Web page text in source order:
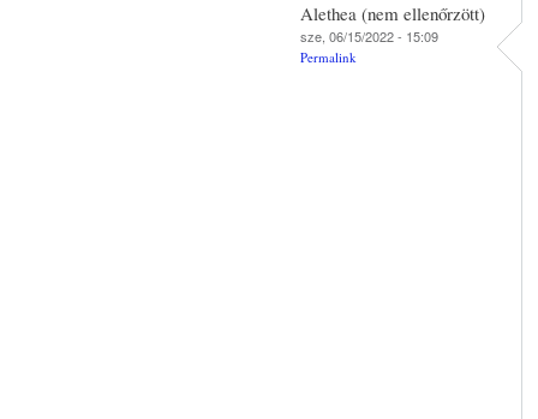
Alethea (nem ellenőrzött)
sze, 06/15/2022 - 15:09
Permalink